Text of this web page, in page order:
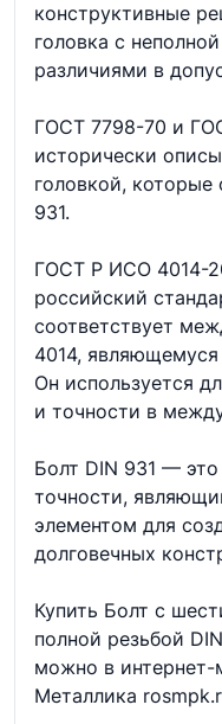
конструктивные
головка с
различиями в
ГОСТ 7798-70 и
исторически
головкой,
931.
ГОСТ Р ИСО 4014-
российский
соответствует
4014,
Он используется
и точности в
Болт DIN 931 —
точности,
элементом для
долговечных
Купить Болт с
полной резьбой
можно в интернет-
Металлика